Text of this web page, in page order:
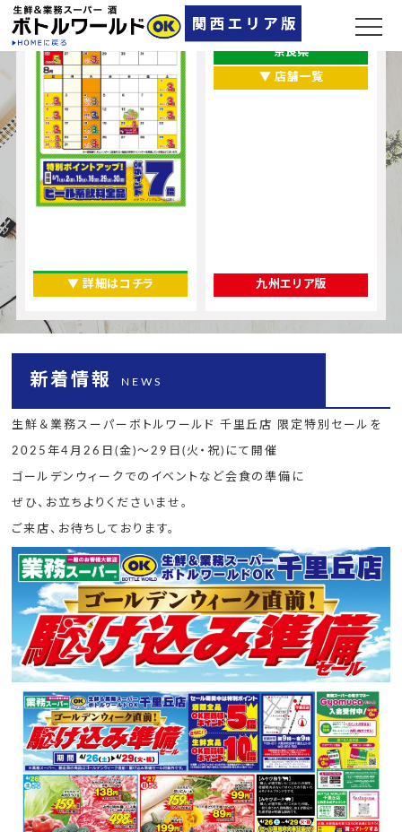
▼ 詳細はコチラ
大阪府
奈良県
▼ 店舗一覧
九州エリア版
新着情報 NEWS
生鮮＆業務スーパーボトルワールド 千里丘店 限定特別セールを
2025年4月26日(金)～29日(火・祝)にて開催
ゴールデンウィークでのイベントなど会食の準備に
ぜひ、お立ちよりくださいませ。
ご来店、お待ちしております。